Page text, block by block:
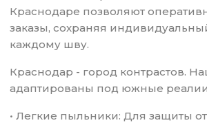
Краснодаре позволяют
заказы, сохраняя
каждому шву.
Краснодар - город контрастов.
адаптированы под южные
• Легкие пыльники: Для защиты